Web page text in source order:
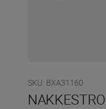
SKU: BXA31160